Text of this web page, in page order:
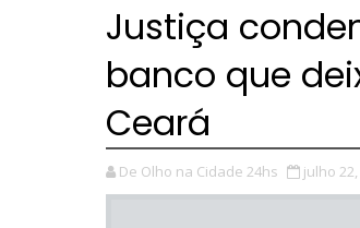
Justiça
banco que
Ceará
De Olho na Cidade 24hs julho 22,